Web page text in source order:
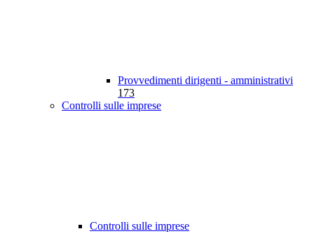
Provvedimenti dirigenti - amministrativi
173
Controlli sulle imprese
Controlli sulle imprese